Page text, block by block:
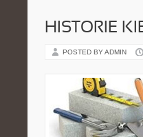
HISTORIE
POSTED BY ADMIN